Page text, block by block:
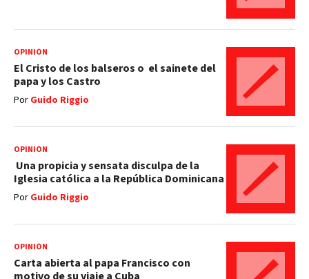
OPINIÓN
El Cristo de los balseros o el sainete del
papa y los Castro
Por Guido Riggio
OPINIÓN
Una propicia y sensata disculpa de la
Iglesia católica a la República Dominicana
Por Guido Riggio
OPINIÓN
Carta abierta al papa Francisco con